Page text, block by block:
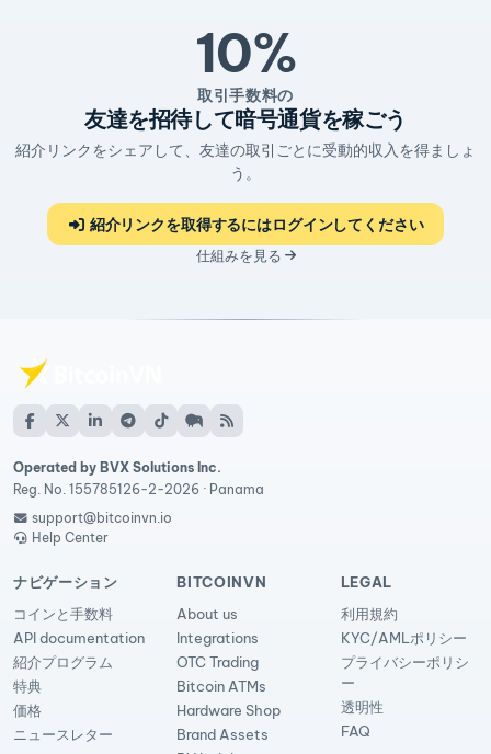
10%
取引手数料の
友達を招待して暗号通貨を稼ごう
紹介リンクをシェアして、友達の取引ごとに受動的収入を得ましょ
う。
紹介リンクを取得するにはログインしてください
仕組みを見る
Operated by BVX Solutions Inc.
Reg. No. 155785126-2-2026 · Panama
support@bitcoinvn.io
Help Center
ナビゲーション
コインと手数料
API documentation
紹介プログラム
特典
価格
ニュースレター
BITCOINVN
About us
Integrations
OTC Trading
Bitcoin ATMs
Hardware Shop
Brand Assets
LEGAL
利用規約
KYC/AMLポリシー
プライバシーポリシ
ー
透明性
FAQ